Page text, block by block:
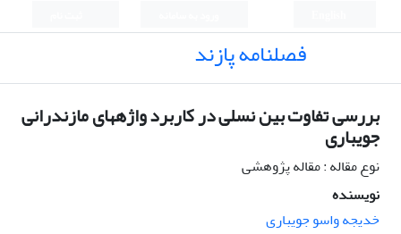
فصلنامه پازند
بررسی تفاوت بین نسلی در کاربرد واژههای مازندرانی
جویباری
نوع مقاله : مقاله پژوهشی
نویسنده
خدیجه واسو جویباری